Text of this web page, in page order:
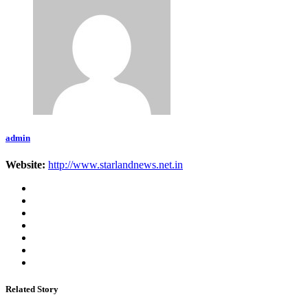
admin
Website: http://www.starlandnews.net.in
Related Story